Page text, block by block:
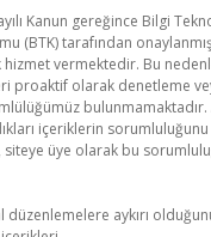
Kanun gereğince Bilgi
(BTK) tarafından
hizmet vermektedir. Bu
proaktif olarak denetleme
bulunmamaktadır.
içeriklerin sorumluluğunu
siteye üye olarak bu
düzenlemelere aykırı